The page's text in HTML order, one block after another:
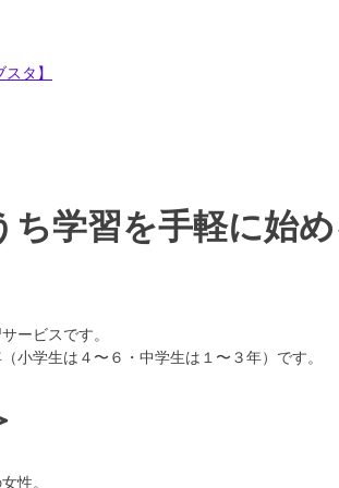
タ】
学習を手軽に始
ービスです。
小学生は４〜６・中学生は１〜３年）です。
性。